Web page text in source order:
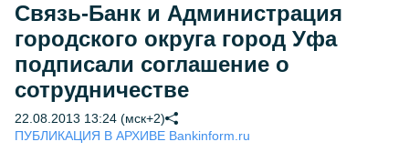
Связь-Банк и Администрация
городского округа город Уфа
подписали соглашение о
сотрудничестве
22.08.2013 13:24 (мск+2)
ПУБЛИКАЦИЯ В АРХИВЕ Bankinform.ru